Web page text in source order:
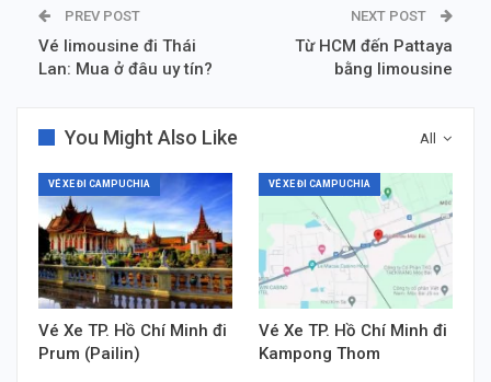
PREV POST
Vé limousine đi Thái
Lan: Mua ở đâu uy tín?
NEXT POST
Từ HCM đến Pattaya
bằng limousine
All
You Might Also Like
VÉ XE ĐI CAMPUCHIA
Vé Xe TP. Hồ Chí Minh đi
Prum (Pailin)
VÉ XE ĐI CAMPUCHIA
Vé Xe TP. Hồ Chí Minh đi
Kampong Thom